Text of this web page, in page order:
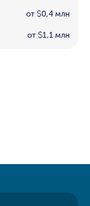
от $0,4 млн
от $1,1 млн